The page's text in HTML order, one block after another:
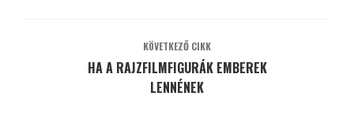
KÖVETKEZŐ CIKK
HA A RAJZFILMFIGURÁK EMBEREK
LENNÉNEK